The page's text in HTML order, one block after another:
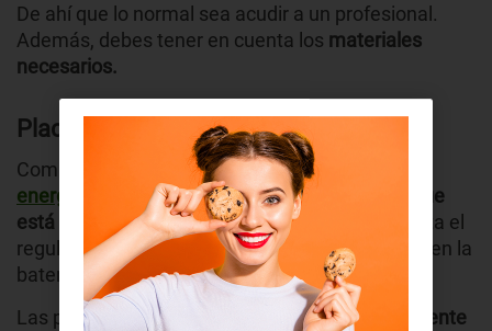
De ahí que lo normal sea acudir a un profesional.
Además, debes tener en cuenta los materiales
necesarios.
Placas solares
Componentes encargados deobtener la
energía proveniente del soldurante las horas que
está visible
. Esta energía recorre los cables hasta el
regulador de carga, el cual almacena la energía en la
batería.
Las placas solares en autocaravanasgeneralmente